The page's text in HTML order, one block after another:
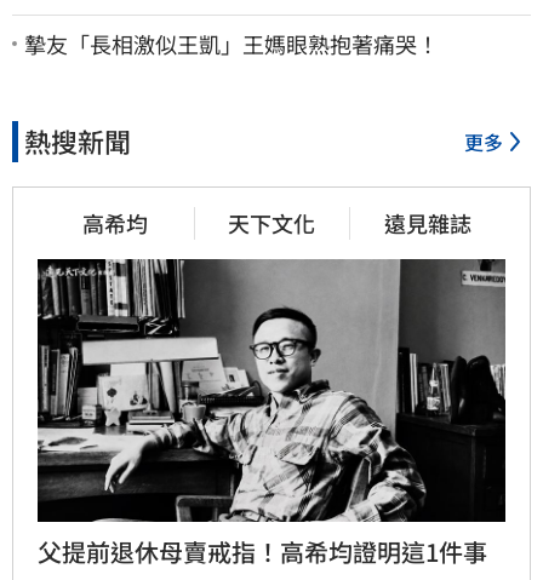
身份曝
摯友「長相激似王凱」王媽眼熟抱著痛哭！
熱搜新聞 更多
高希均 天下文化 遠見雜誌
父提前退休母賣戒指！高希均證明這1件事